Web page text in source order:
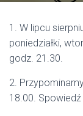
1. W lipcu
poniedziałki,
godz. 21.30.
2.
18.00.